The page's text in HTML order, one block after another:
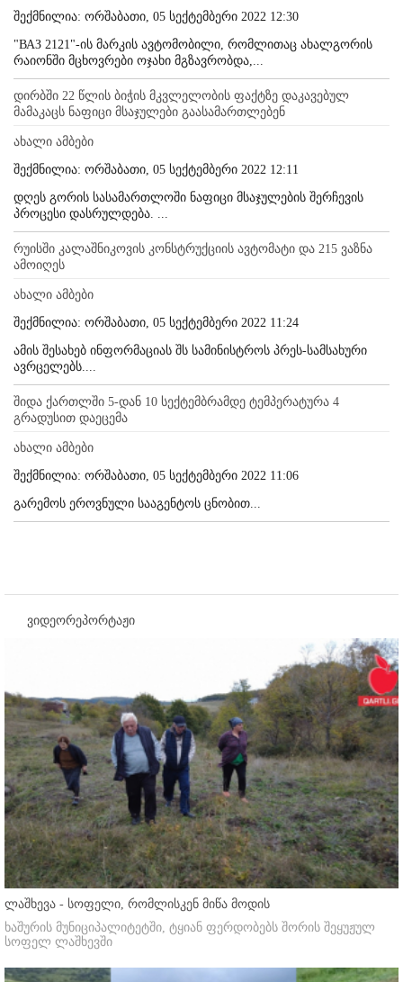
შექმნილია: ორშაბათი, 05 სექტემბერი 2022 12:30
"ВАЗ 2121"-ის მარკის ავტომობილი, რომლითაც ახალგორის
რაიონში მცხოვრები ოჯახი მგზავრობდა,...
დირბში 22 წლის ბიჭის მკვლელობის ფაქტზე დაკავებულ
მამაკაცს ნაფიცი მსაჯულები გაასამართლებენ
ახალი ამბები
შექმნილია: ორშაბათი, 05 სექტემბერი 2022 12:11
დღეს გორის სასამართლოში ნაფიცი მსაჯულების შერჩევის
პროცესი დასრულდება. ...
რუისში კალაშნიკოვის კონსტრუქციის ავტომატი და 215 ვაზნა
ამოიღეს
ახალი ამბები
შექმნილია: ორშაბათი, 05 სექტემბერი 2022 11:24
ამის შესახებ ინფორმაციას შს სამინისტროს პრეს-სამსახური
ავრცელებს....
შიდა ქართლში 5-დან 10 სექტემბრამდე ტემპერატურა 4
გრადუსით დაეცემა
ახალი ამბები
შექმნილია: ორშაბათი, 05 სექტემბერი 2022 11:06
გარემოს ეროვნული სააგენტოს ცნობით...
ვიდეორეპორტაჟი
ლაშხევა - სოფელი, რომლისკენ მიწა მოდის
ხაშურის მუნიციპალიტეტში, ტყიან ფერდობებს შორის შეყუჟულ
სოფელ ლაშხევში